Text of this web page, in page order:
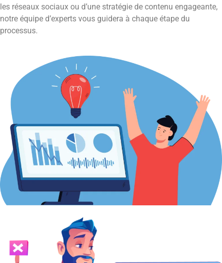
les réseaux sociaux ou d’une stratégie de contenu engageante,
notre équipe d’experts vous guidera à chaque étape du
processus.